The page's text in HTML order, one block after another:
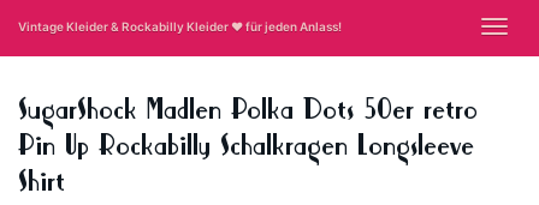
Vintage Kleider & Rockabilly Kleider ❤ für jeden Anlass!
SugarShock Madlen Polka Dots 50er retro
Pin Up Rockabilly Schalkragen Longsleeve
Shirt